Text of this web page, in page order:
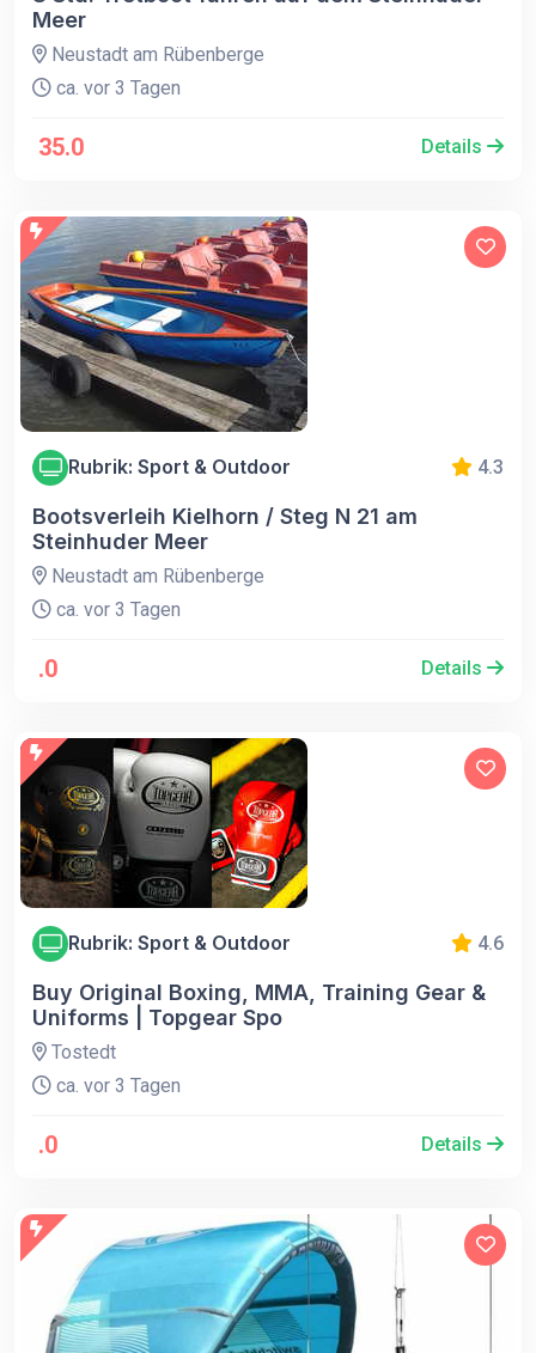
Meer
Neustadt am Rübenberge
ca. vor 3 Tagen
35.0 Details
Rubrik: Sport & Outdoor 4.3
Bootsverleih Kielhorn / Steg N 21 am
Steinhuder Meer
Neustadt am Rübenberge
ca. vor 3 Tagen
.0 Details
Rubrik: Sport & Outdoor 4.6
Buy Original Boxing, MMA, Training Gear &
Uniforms | Topgear Spo
Tostedt
ca. vor 3 Tagen
.0 Details